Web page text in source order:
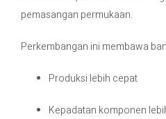
pemasangan permukaan.
Perkembangan ini membawa
Produksi lebih cepat
Kepadatan komponen